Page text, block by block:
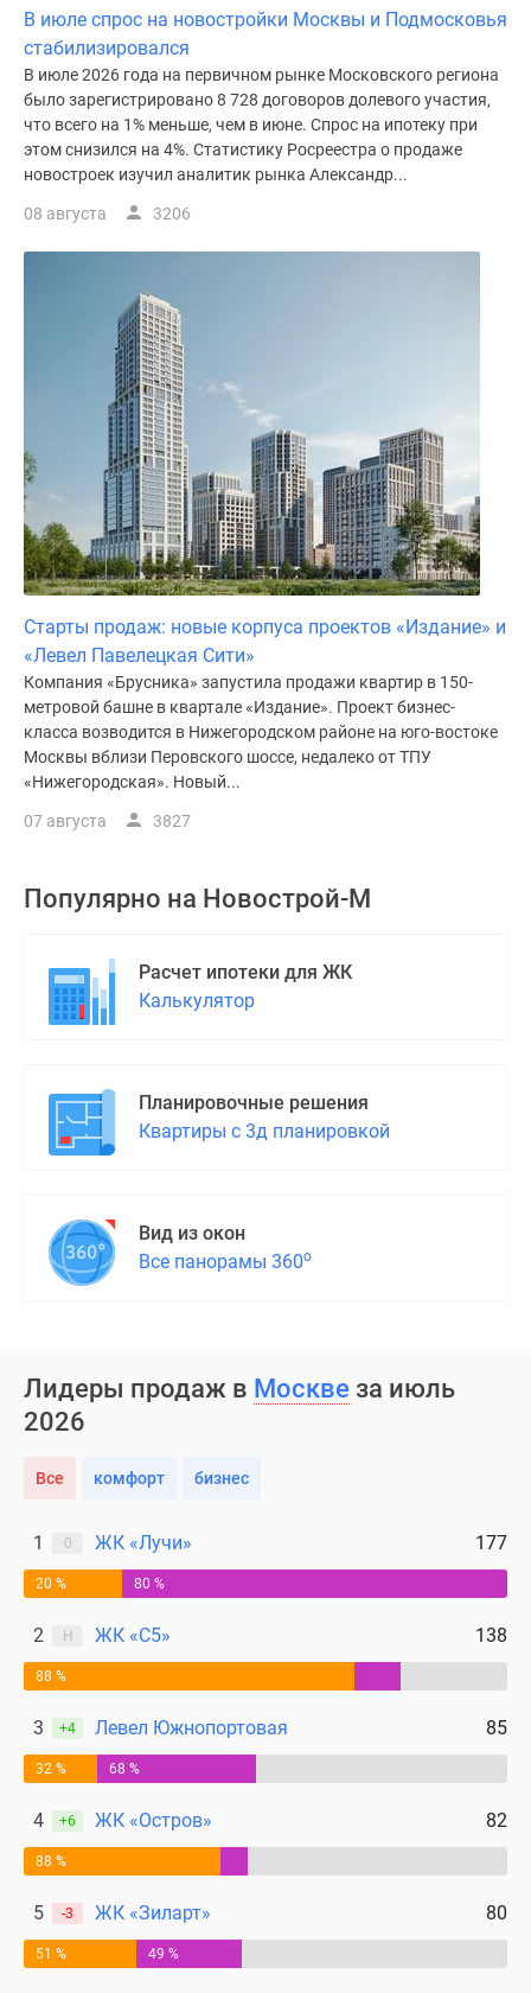
В июле спрос на новостройки Москвы и Подмосковья
стабилизировался
В июле 2026 года на первичном рынке Московского региона
было зарегистрировано 8 728 договоров долевого участия,
что всего на 1% меньше, чем в июне. Спрос на ипотеку при
этом снизился на 4%. Статистику Росреестра о продаже
новостроек изучил аналитик рынка Александр...
08 августа 3206
Старты продаж: новые корпуса проектов «Издание» и
«Левел Павелецкая Сити»
Компания «Брусника» запустила продажи квартир в 150-
метровой башне в квартале «Издание». Проект бизнес-
класса возводится в Нижегородском районе на юго-востоке
Москвы вблизи Перовского шоссе, недалеко от ТПУ
«Нижегородская». Новый...
07 августа 3827
Популярно на Новострой-М
Расчет ипотеки для ЖК
Калькулятор
Планировочные решения
Квартиры с 3д планировкой
Вид из окон
Все панорамы 360о
Лидеры продаж в Москве за июль
2026
Все комфорт бизнес
1 0 ЖК «Лучи» 177
20 % 80 %
2 Н ЖК «С5» 138
88 %
3 +4 Левел Южнопортовая 85
32 % 68 %
4 +6 ЖК «Остров» 82
88 %
5 -3 ЖК «Зиларт» 80
51 % 49 %